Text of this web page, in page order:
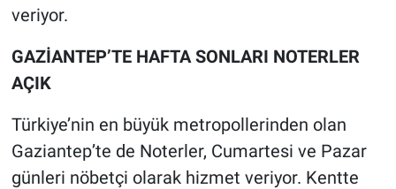
veriyor.
GAZİANTEP’TE HAFTA SONLARI NOTERLER
AÇIK
Türkiye’nin en büyük metropollerinden olan
Gaziantep’te de Noterler, Cumartesi ve Pazar
günleri nöbetçi olarak hizmet veriyor. Kentte